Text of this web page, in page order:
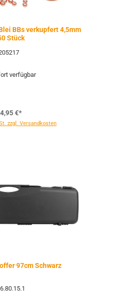
BBs verkupfert 4,5mm
Stück
verfügbar
€*
zzgl. Versandkosten
97cm Schwarz